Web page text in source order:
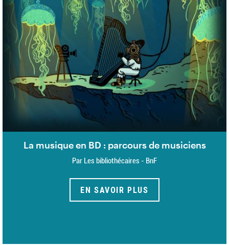
La musique en BD : parcours de musiciens
Par Les bibliothécaires - BnF
EN SAVOIR PLUS